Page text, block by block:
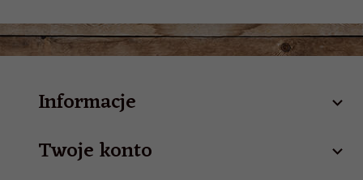
Informacje
Twoje konto